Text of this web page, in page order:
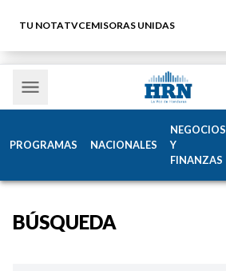
TU NOTATVCEMISORAS UNIDAS
PROGRAMAS NACIONALES
NEGOCIOS
Y
FINANZAS
BÚSQUEDA